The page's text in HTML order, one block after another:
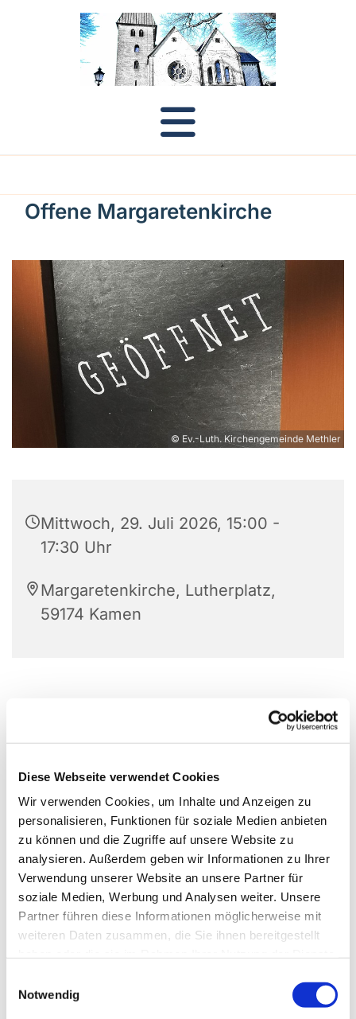
Diese Webseite verwendet Cookies
Wir verwenden Cookies, um Inhalte und Anzeigen zu
personalisieren, Funktionen für soziale Medien anbieten
zu können und die Zugriffe auf unsere Website zu
analysieren. Außerdem geben wir Informationen zu Ihrer
Verwendung unserer Website an unsere Partner für
soziale Medien, Werbung und Analysen weiter. Unsere
Partner führen diese Informationen möglicherweise mit
weiteren Daten zusammen, die Sie ihnen bereitgestellt
Notwendig
Offene Margaretenkirche
© Ev.-Luth. Kirchengemeinde Methler
Mittwoch, 29. Juli 2026, 15:00 -
17:30 Uhr
Margaretenkirche, Lutherplatz,
59174 Kamen